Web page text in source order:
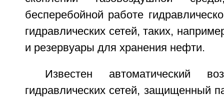
бесперебойной работе
гидравлических сетей, таких,
и резервуары для хранения нефти.
Известен автоматический
гидравлических сетей, защищенный